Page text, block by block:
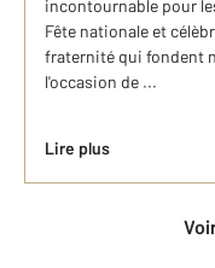
incontournable pour
Fête nationale et
fraternité qui fondent
l'occasion de ...
Lire plus